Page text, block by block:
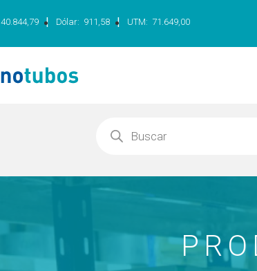
40.844,79 | Dólar: 911,58 | UTM: 71.649,00